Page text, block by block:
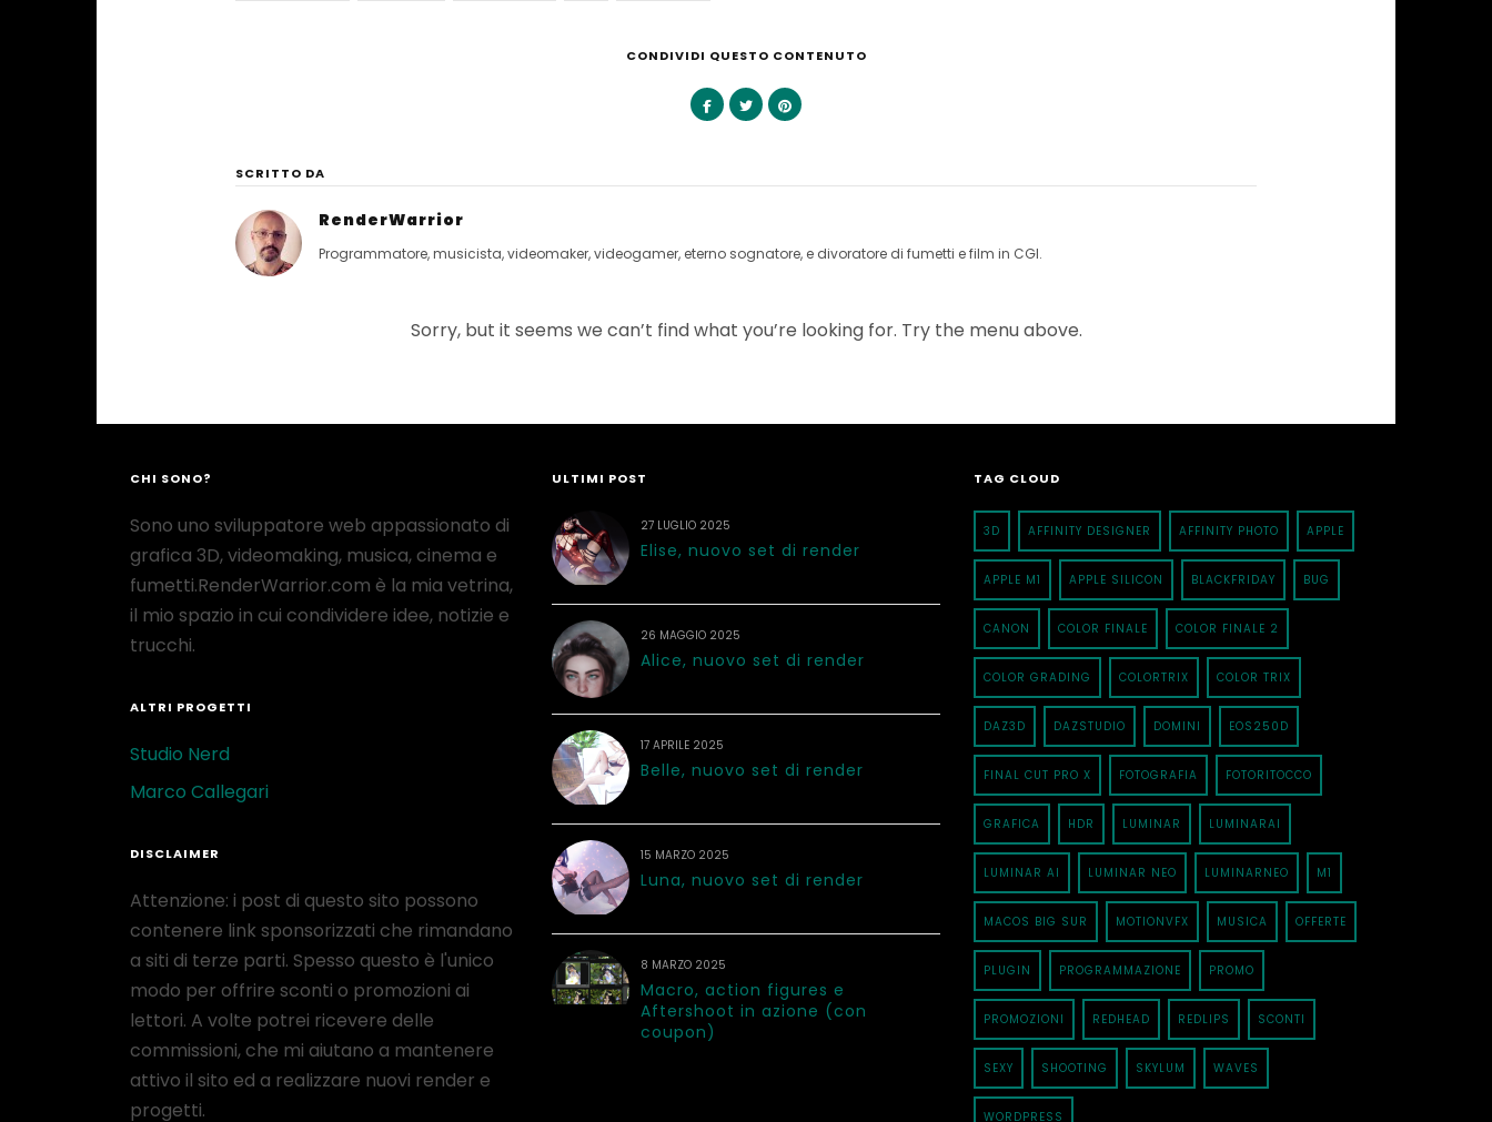
CONDIVIDI QUESTO CONTENUTO
SCRITTO DA
RenderWarrior
Programmatore, musicista, videomaker, videogamer, eterno sognatore, e divoratore di fumetti e film in CGI.
Sorry, but it seems we can’t find what you’re looking for. Try the menu above.
CHI SONO?
Sono uno sviluppatore web appassionato di
grafica 3D, videomaking, musica, cinema e
fumetti.RenderWarrior.com è la mia vetrina,
il mio spazio in cui condividere idee, notizie e
trucchi.
ALTRI PROGETTI
Studio Nerd
Marco Callegari
DISCLAIMER
Attenzione: i post di questo sito possono
contenere link sponsorizzati che rimandano
a siti di terze parti. Spesso questo è l'unico
modo per offrire sconti o promozioni ai
lettori. A volte potrei ricevere delle
commissioni, che mi aiutano a mantenere
attivo il sito ed a realizzare nuovi render e
progetti.
ULTIMI POST
27 LUGLIO 2025
Elise, nuovo set di render
26 MAGGIO 2025
Alice, nuovo set di render
17 APRILE 2025
Belle, nuovo set di render
15 MARZO 2025
Luna, nuovo set di render
8 MARZO 2025
Macro, action figures e
Aftershoot in azione (con
coupon)
TAG CLOUD
3D AFFINITY DESIGNER AFFINITY PHOTO APPLE
APPLE M1 APPLE SILICON BLACKFRIDAY BUG
CANON COLOR FINALE COLOR FINALE 2
COLOR GRADING COLORTRIX COLOR TRIX
DAZ3D DAZSTUDIO DOMINI EOS250D
FINAL CUT PRO X FOTOGRAFIA FOTORITOCCO
GRAFICA HDR LUMINAR LUMINARAI
LUMINAR AI LUMINAR NEO LUMINARNEO M1
MACOS BIG SUR MOTIONVFX MUSICA OFFERTE
PLUGIN PROGRAMMAZIONE PROMO
PROMOZIONI REDHEAD REDLIPS SCONTI
SEXY SHOOTING SKYLUM WAVES
WORDPRESS